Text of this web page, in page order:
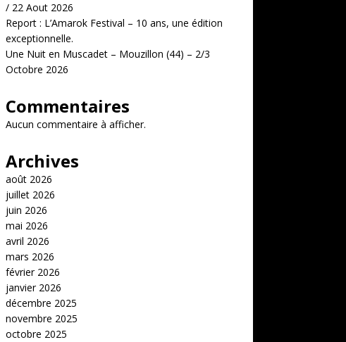
/ 22 Aout 2026
Report : L’Amarok Festival – 10 ans, une édition
exceptionnelle.
Une Nuit en Muscadet – Mouzillon (44) – 2/3
Octobre 2026
Commentaires
Aucun commentaire à afficher.
Archives
août 2026
juillet 2026
juin 2026
mai 2026
avril 2026
mars 2026
février 2026
janvier 2026
décembre 2025
novembre 2025
octobre 2025